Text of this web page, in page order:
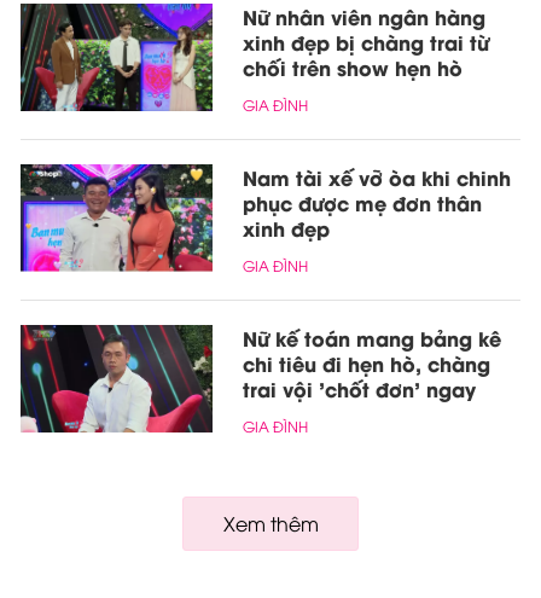
Nữ nhân viên ngân hàng
xinh đẹp bị chàng trai từ
chối trên show hẹn hò
GIA ĐÌNH
Nam tài xế vỡ òa khi chinh
phục được mẹ đơn thân
xinh đẹp
GIA ĐÌNH
Nữ kế toán mang bảng kê
chi tiêu đi hẹn hò, chàng
trai vội 'chốt đơn' ngay
GIA ĐÌNH
Xem thêm